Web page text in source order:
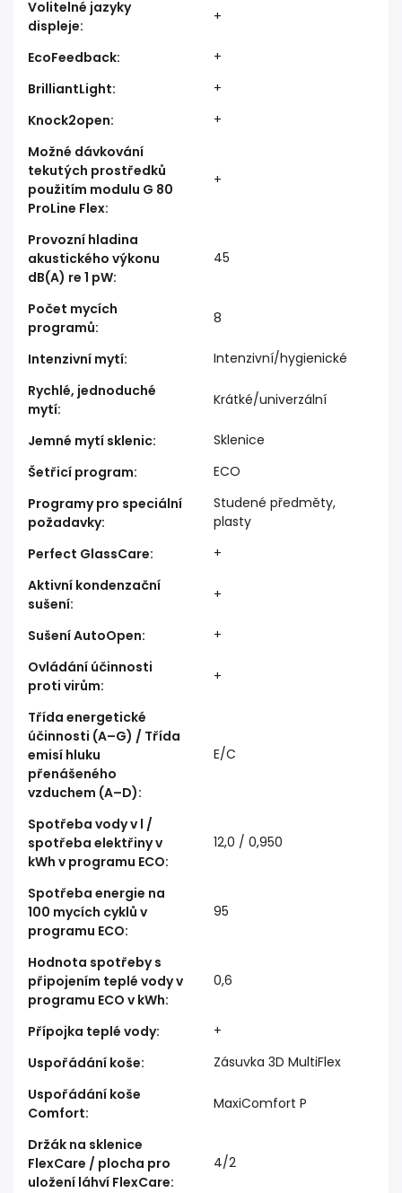
Volitelné jazyky
displeje:
+
EcoFeedback:
+
BrilliantLight:
+
Knock2open:
+
Možné dávkování
tekutých prostředků
použitím modulu G 80
ProLine Flex:
+
Provozní hladina
akustického výkonu
dB(A) re 1 pW:
45
Počet mycích
programů:
8
Intenzivní mytí:
Intenzivní/hygienické
Rychlé, jednoduché
mytí:
Krátké/univerzální
Jemné mytí sklenic:
Sklenice
Šetřicí program:
ECO
Programy pro speciální
požadavky:
Studené předměty,
plasty
Perfect GlassCare:
+
Aktivní kondenzační
sušení:
+
Sušení AutoOpen:
+
Ovládání účinnosti
proti virům:
+
Třída energetické
účinnosti (A–G) / Třída
emisí hluku
přenášeného
vzduchem (A–D):
E/C
Spotřeba vody v l /
spotřeba elektřiny v
kWh v programu ECO:
12,0 / 0,950
Spotřeba energie na
100 mycích cyklů v
programu ECO:
95
Hodnota spotřeby s
připojením teplé vody v
programu ECO v kWh:
0,6
Přípojka teplé vody:
+
Uspořádání koše:
Zásuvka 3D MultiFlex
Uspořádání koše
Comfort:
MaxiComfort P
Držák na sklenice
FlexCare / plocha pro
uložení láhví FlexCare:
4/2